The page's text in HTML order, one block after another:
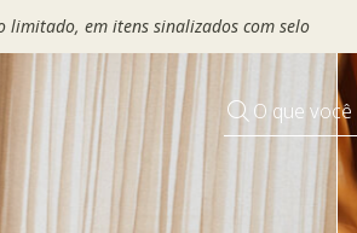
30% OFF*: useMOVEL30, TEXTIL30 OU
O que